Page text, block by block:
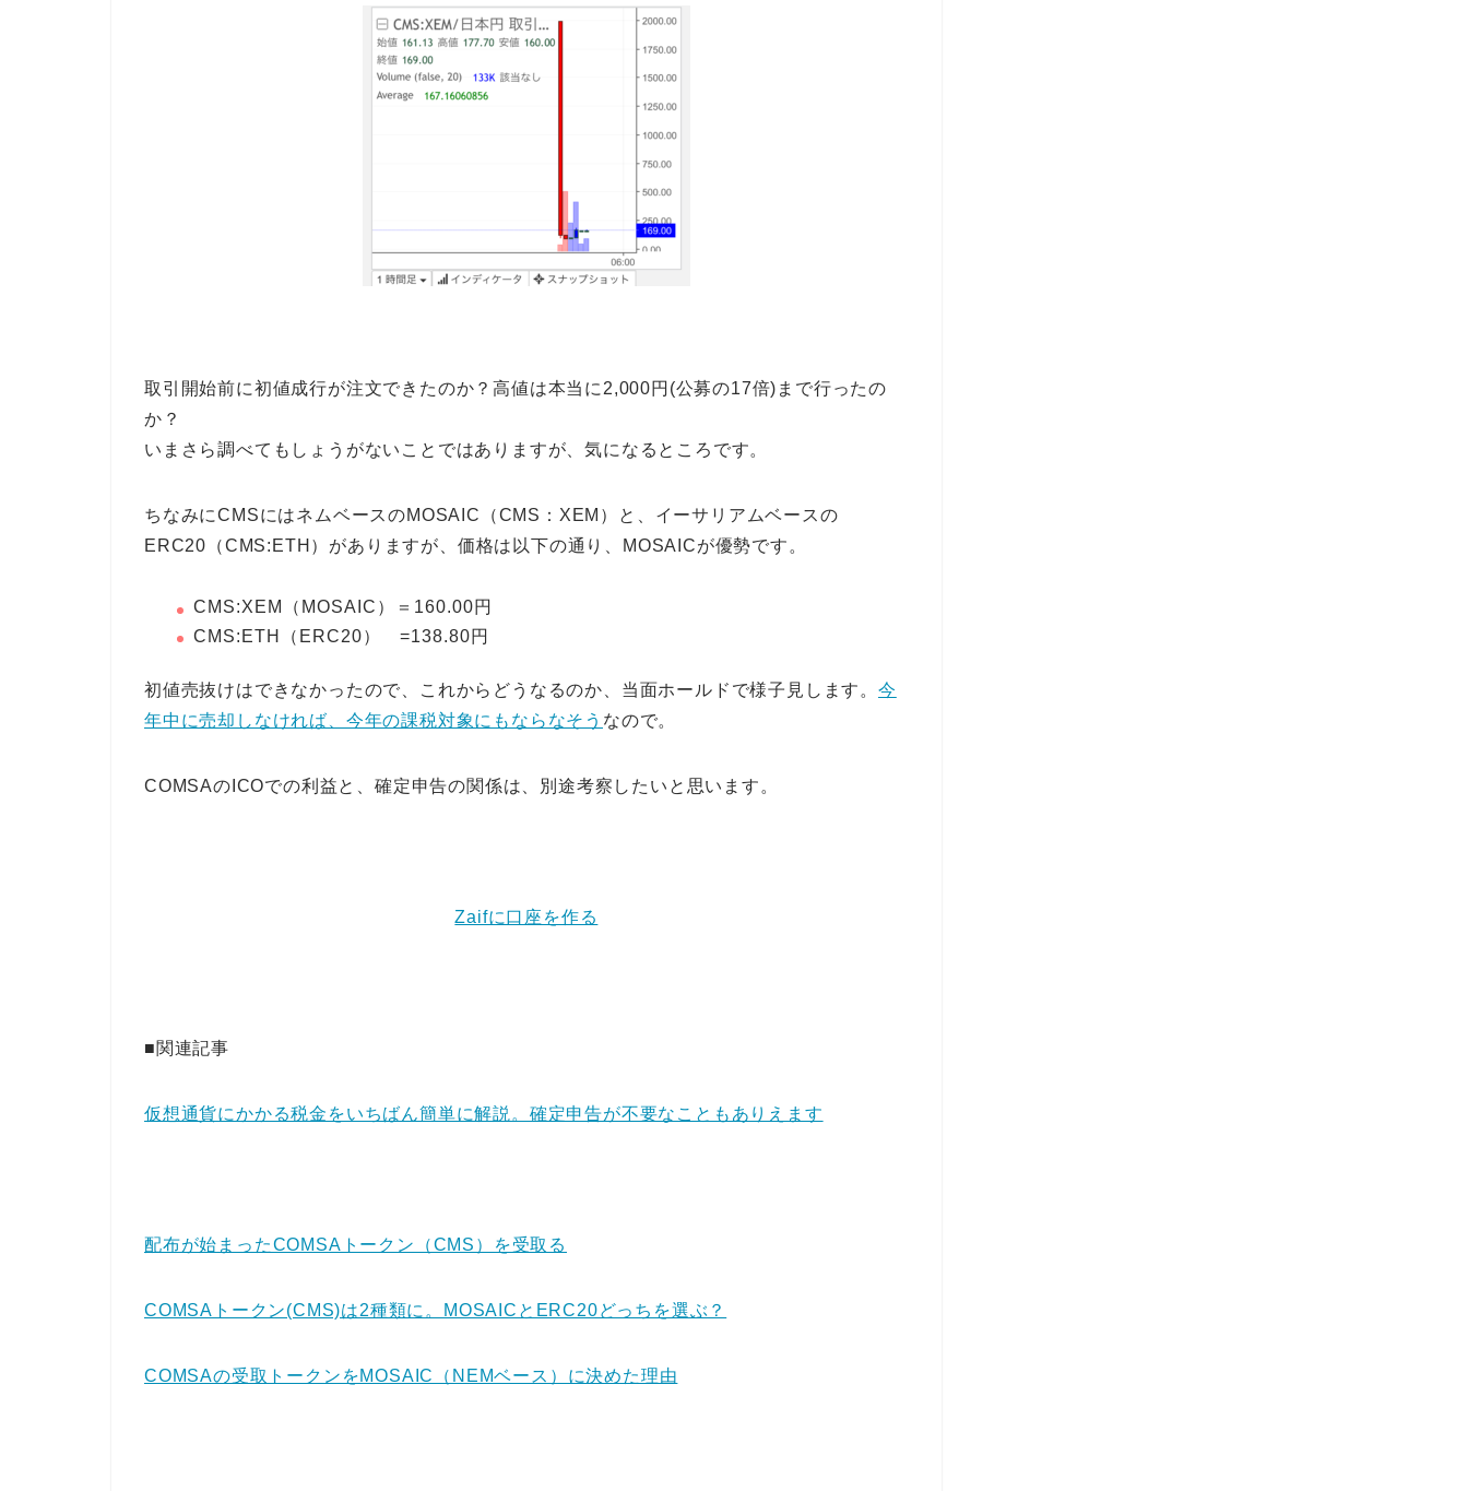
取引開始前に初値成行が注文できたのか？高値は本当に2,000円(公募の17倍)まで行ったの
か？
いまさら調べてもしょうがないことではありますが、気になるところです。
ちなみにCMSにはネムベースのMOSAIC（CMS：XEM）と、イーサリアムベースの
ERC20（CMS:ETH）がありますが、価格は以下の通り、MOSAICが優勢です。
CMS:XEM（MOSAIC）＝160.00円
CMS:ETH（ERC20） =138.80円
初値売抜けはできなかったので、これからどうなるのか、当面ホールドで様子見します。 今
年中に売却しなければ、今年の課税対象にもならなそう なので。
COMSAのICOでの利益と、確定申告の関係は、別途考察したいと思います。
Zaifに口座を作る
■関連記事
仮想通貨にかかる税金をいちばん簡単に解説。確定申告が不要なこともありえます
配布が始まったCOMSAトークン（CMS）を受取る
COMSAトークン(CMS)は2種類に。MOSAICとERC20どっちを選ぶ？
COMSAの受取トークンをMOSAIC（NEMベース）に決めた理由